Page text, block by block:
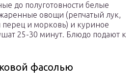
до полуготовности белые
овощи (репчатый лук,
перец и морковь) и куриное
25-30 минут. Блюдо подают к
фасолью